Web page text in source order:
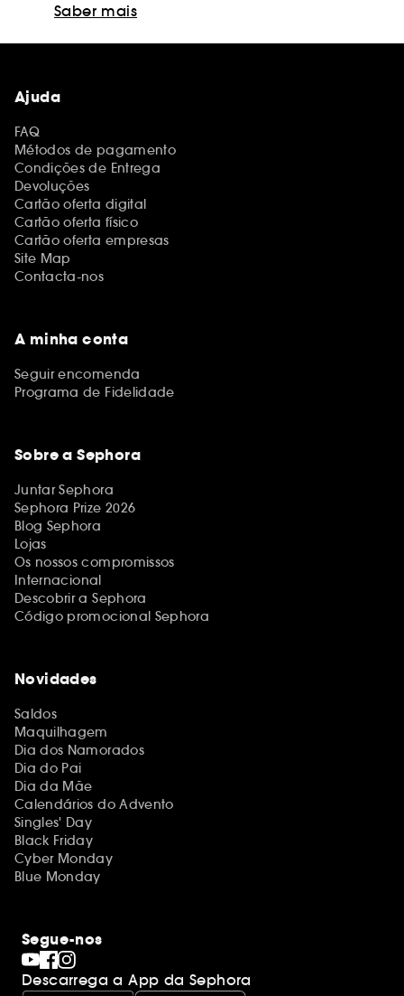
Saber mais
Ajuda
FAQ
Métodos de pagamento
Condições de Entrega
Devoluções
Cartão oferta digital
Cartão oferta físico
Cartão oferta empresas
Site Map
Contacta-nos
A minha conta
Seguir encomenda
Programa de Fidelidade
Sobre a Sephora
Juntar Sephora
Sephora Prize 2026
Blog Sephora
Lojas
Os nossos compromissos
Internacional
Descobrir a Sephora
Código promocional Sephora
Novidades
Saldos
Maquilhagem
Dia dos Namorados
Dia do Pai
Dia da Mãe
Calendários do Advento
Singles' Day
Black Friday
Cyber Monday
Blue Monday
Segue-nos
Descarrega a App da Sephora